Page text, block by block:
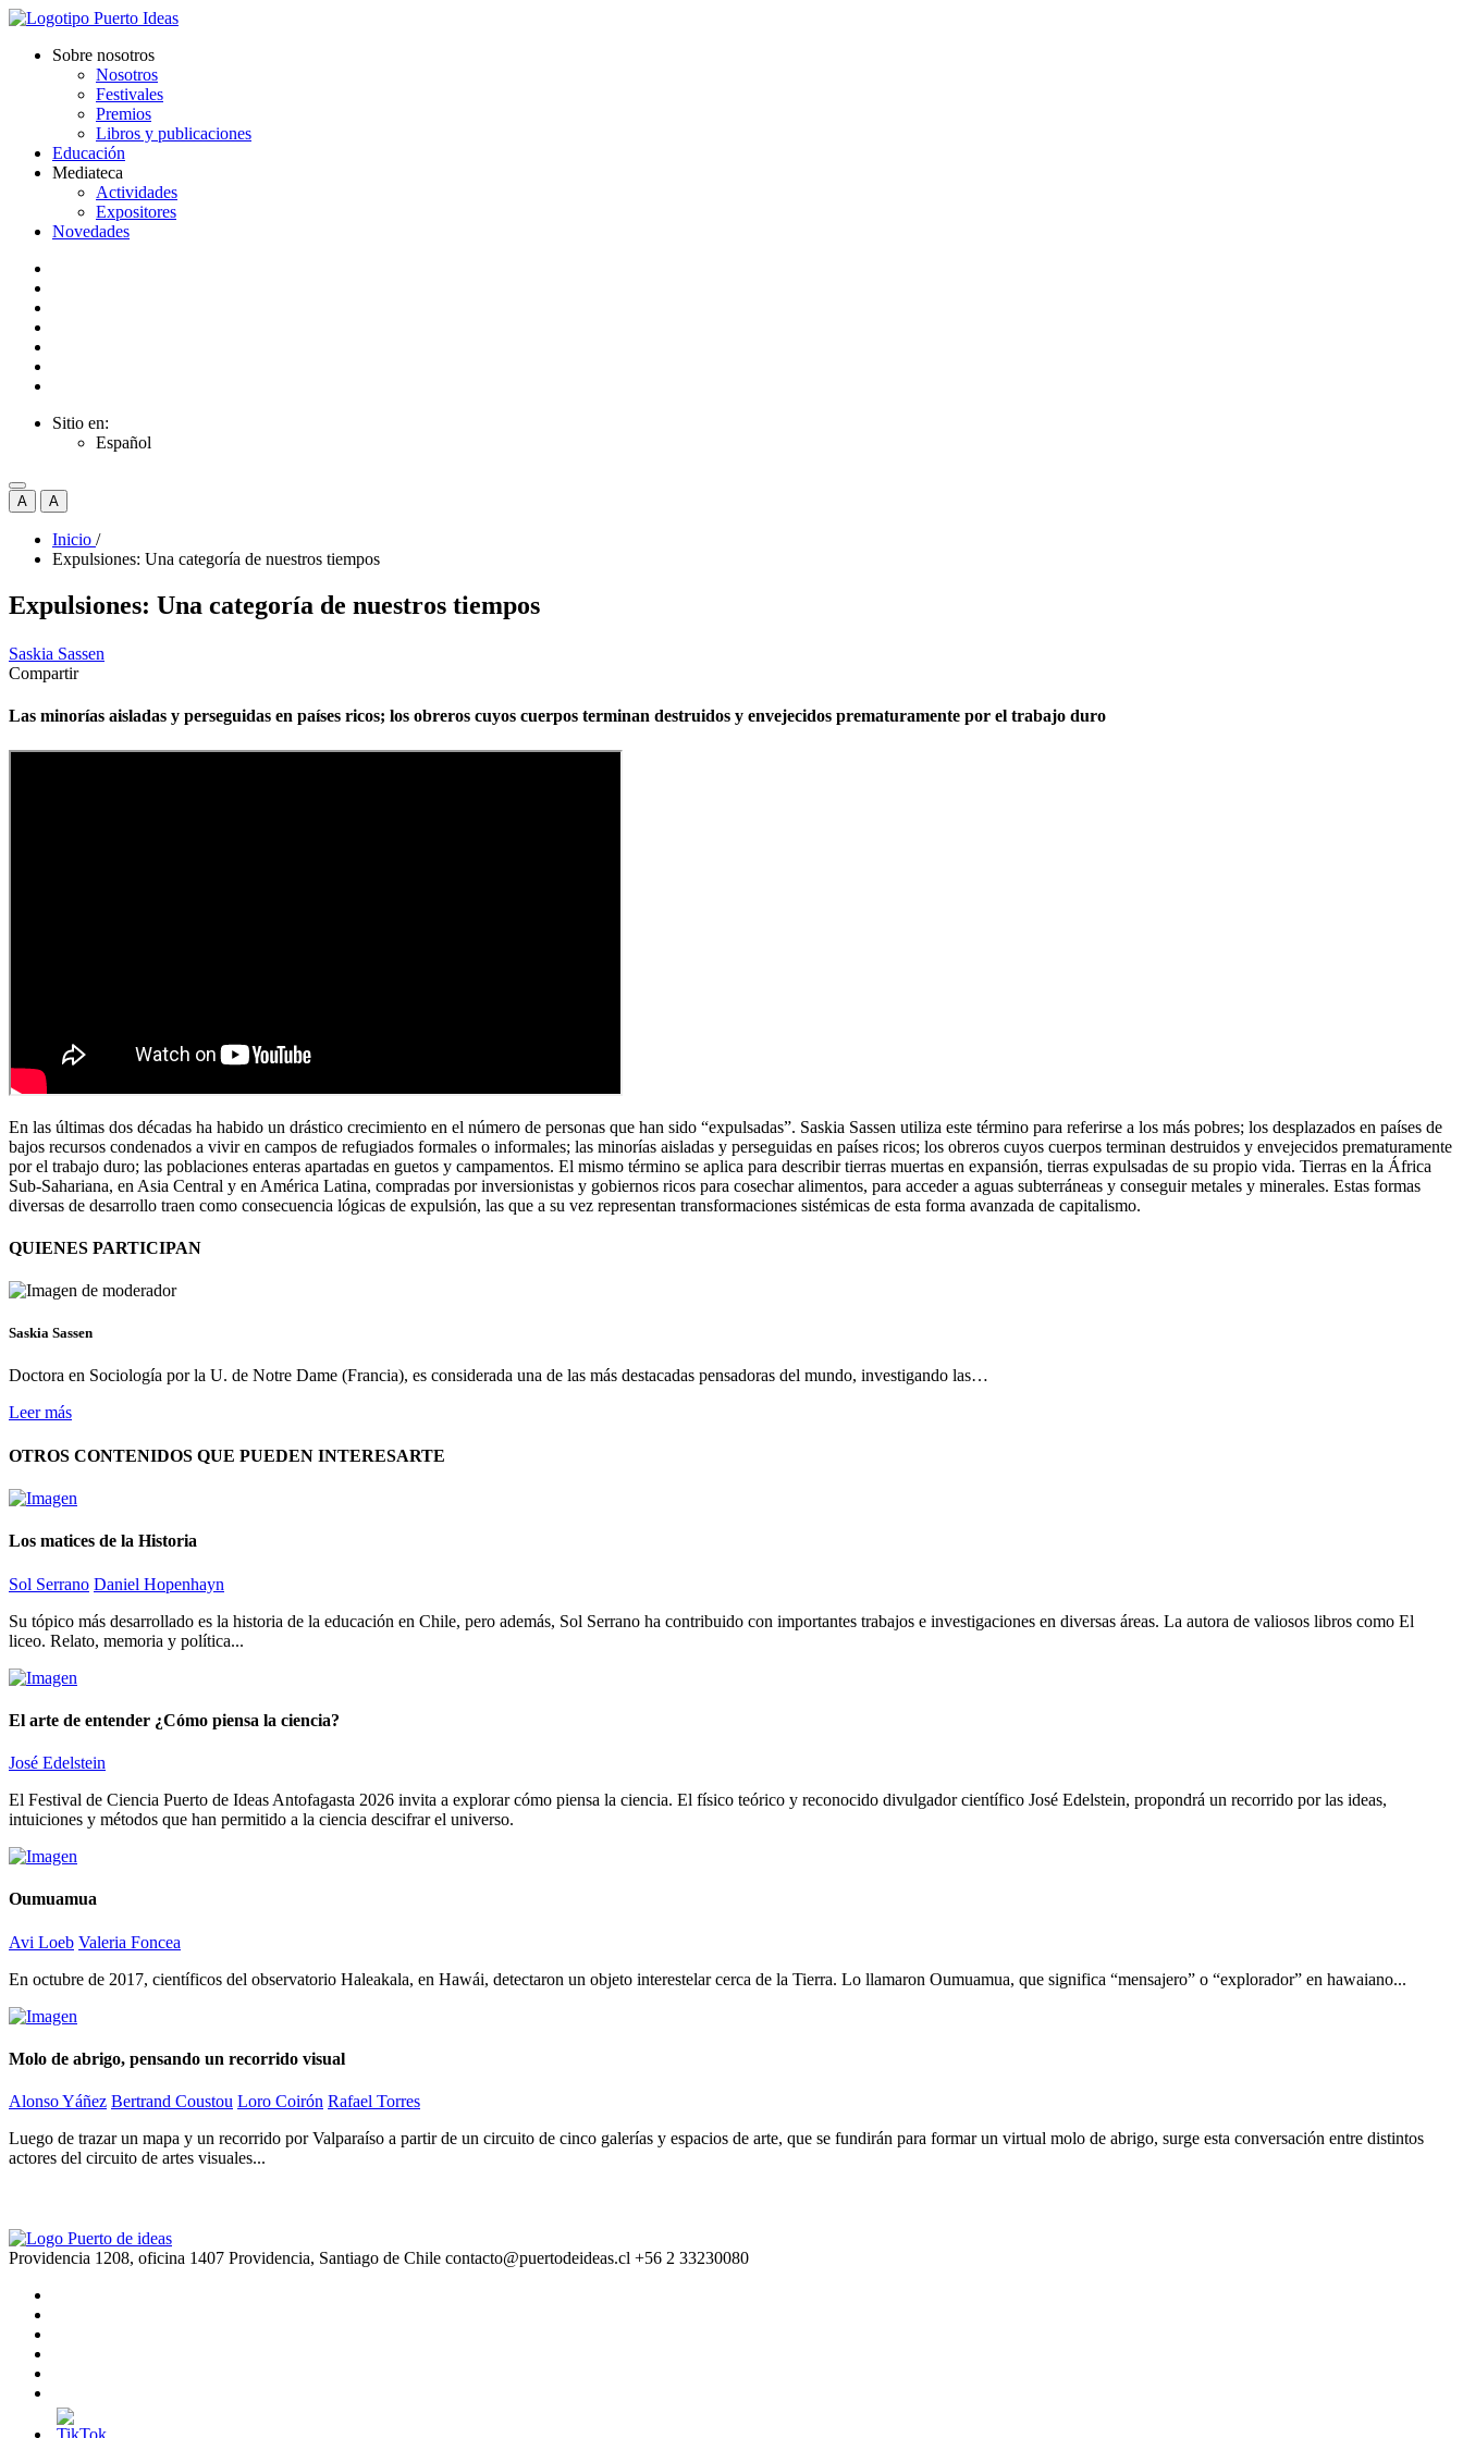
Sobre nosotros
Nosotros
Festivales
Premios
Libros y publicaciones
Educación
Mediateca
Actividades
Expositores
Novedades
Sitio en:
Español
A A
Inicio /
Expulsiones: Una categoría de nuestros tiempos
Expulsiones: Una categoría de nuestros tiempos
Saskia Sassen
Compartir
Las minorías aisladas y perseguidas en países ricos; los obreros cuyos cuerpos terminan destruidos y envejecidos prematuramente por el trabajo duro
En las últimas dos décadas ha habido un drástico crecimiento en el número de personas que han sido “expulsadas”. Saskia Sassen utiliza este término para referirse a los más pobres; los desplazados en países de
bajos recursos condenados a vivir en campos de refugiados formales o informales; las minorías aisladas y perseguidas en países ricos; los obreros cuyos cuerpos terminan destruidos y envejecidos prematuramente
por el trabajo duro; las poblaciones enteras apartadas en guetos y campamentos. El mismo término se aplica para describir tierras muertas en expansión, tierras expulsadas de su propio vida. Tierras en la África
Sub-Sahariana, en Asia Central y en América Latina, compradas por inversionistas y gobiernos ricos para cosechar alimentos, para acceder a aguas subterráneas y conseguir metales y minerales. Estas formas
diversas de desarrollo traen como consecuencia lógicas de expulsión, las que a su vez representan transformaciones sistémicas de esta forma avanzada de capitalismo.
QUIENES PARTICIPAN
Saskia Sassen
Doctora en Sociología por la U. de Notre Dame (Francia), es considerada una de las más destacadas pensadoras del mundo, investigando las…
Leer más
OTROS CONTENIDOS QUE PUEDEN INTERESARTE
Los matices de la Historia
Sol Serrano Daniel Hopenhayn
Su tópico más desarrollado es la historia de la educación en Chile, pero además, Sol Serrano ha contribuido con importantes trabajos e investigaciones en diversas áreas. La autora de valiosos libros como El
liceo. Relato, memoria y política...
El arte de entender ¿Cómo piensa la ciencia?
José Edelstein
El Festival de Ciencia Puerto de Ideas Antofagasta 2026 invita a explorar cómo piensa la ciencia. El físico teórico y reconocido divulgador científico José Edelstein, propondrá un recorrido por las ideas,
intuiciones y métodos que han permitido a la ciencia descifrar el universo.
Oumuamua
Avi Loeb Valeria Foncea
En octubre de 2017, científicos del observatorio Haleakala, en Hawái, detectaron un objeto interestelar cerca de la Tierra. Lo llamaron Oumuamua, que significa “mensajero” o “explorador” en hawaiano...
Molo de abrigo, pensando un recorrido visual
Alonso Yáñez Bertrand Coustou Loro Coirón Rafael Torres
Luego de trazar un mapa y un recorrido por Valparaíso a partir de un circuito de cinco galerías y espacios de arte, que se fundirán para formar un virtual molo de abrigo, surge esta conversación entre distintos
actores del circuito de artes visuales...
Providencia 1208, oficina 1407 Providencia, Santiago de Chile contacto@puertodeideas.cl +56 2 33230080